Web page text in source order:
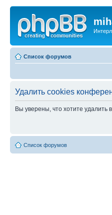
Список форумов
Удалить cookies
Вы уверены, что хотите
Список форумов